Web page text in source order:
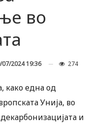
во
07/2024 19:36 274
како една од
Унија, во
и